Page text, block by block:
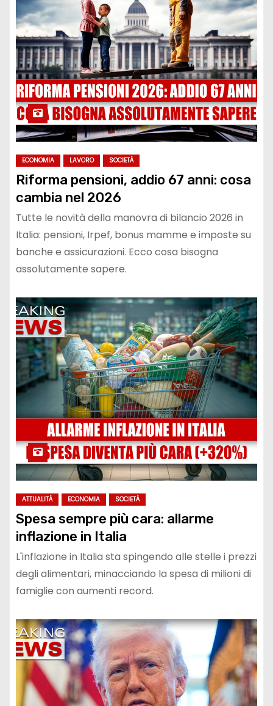
ECONOMIA LAVORO SOCIETÀ
Riforma pensioni, addio 67 anni: cosa
cambia nel 2026
Tutte le novità della manovra di bilancio 2026 in
Italia: pensioni, Irpef, bonus mamme e imposte su
banche e assicurazioni. Ecco cosa bisogna
assolutamente sapere.
ATTUALITÀ ECONOMIA SOCIETÀ
Spesa sempre più cara: allarme
inflazione in Italia
L'inflazione in Italia sta spingendo alle stelle i prezzi
degli alimentari, minacciando la spesa di milioni di
famiglie con aumenti record.